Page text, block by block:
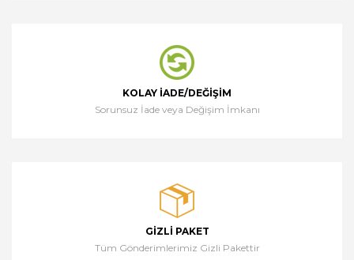
KOLAY İADE/DEĞIŞIM
Sorunsuz İade veya Değişim İmkanı
GIZLI PAKET
Tüm Gönderimlerimiz Gizli Pakettir